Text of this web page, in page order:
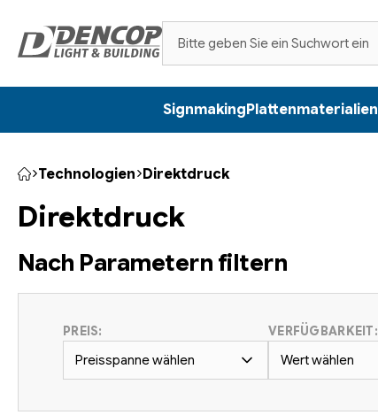
Inhalt
springen
SignmakingPlattenmaterialien
Startseite
Technologien Direktdruck
Direktdruck
Nach Parametern filtern
PREIS:
Preisspanne wählen
VERFÜGBARKEIT:
Wert wählen